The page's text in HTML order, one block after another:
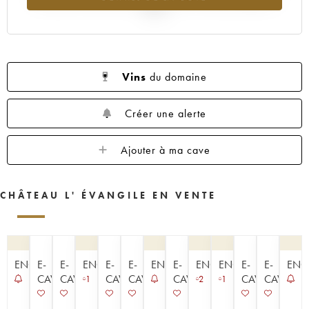
Vins du domaine
Créer une alerte
Ajouter à ma cave
CHÂTEAU L' ÉVANGILE EN VENTE
ENCHÈRE
E-
CAVISTE
E-
CAVISTE
ENCHÈRE
1
E-
CAVISTE
E-
CAVISTE
ENCHÈRE
E-
CAVISTE
ENCHÈRE
2
ENCHÈRE
1
E-
CAVISTE
E-
CAVISTE